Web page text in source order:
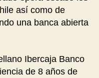
así­ como de
una banca abierta
Ibercaja Banco
de 8 años de